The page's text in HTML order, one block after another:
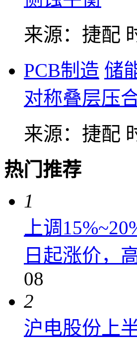
来源：捷配
PCB制造 储
对称叠层压
来源：捷配
热门推荐
1
上调
日起涨价，
08
2
沪电股份上